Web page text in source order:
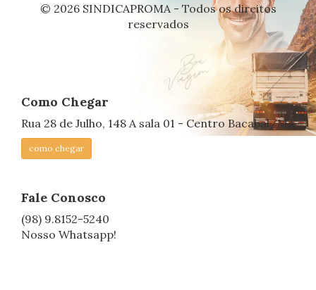
© 2026 SINDICAPROMA - Todos os direitos
reservados
Como Chegar
Rua 28 de Julho, 148 A sala 01 - Centro Bacabal/MA
como chegar
Fale Conosco
(98) 9.8152-5240
Nosso Whatsapp!